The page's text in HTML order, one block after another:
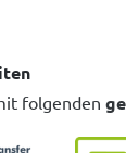
folgenden